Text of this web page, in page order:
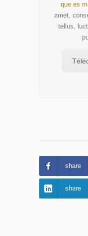
que es
amet,
tellus,
share
share